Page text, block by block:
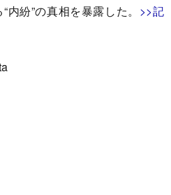
紛”の真相を暴露した。 >>記